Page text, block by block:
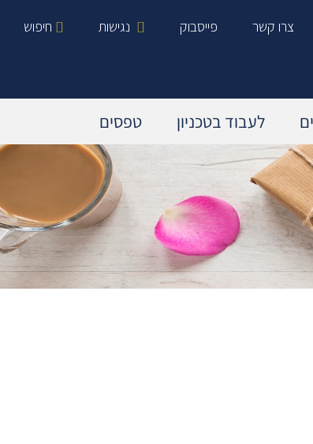
צרו קשר פייסבוק נגישות חיפוש
כללי בנושא פנסיה
המבוטחים בפנסיה תקציבית
המבוטחים בפנסיה צוברת
מחלה וחופשה
לעבוד בטכניון טפסים